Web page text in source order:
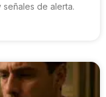
de alerta.